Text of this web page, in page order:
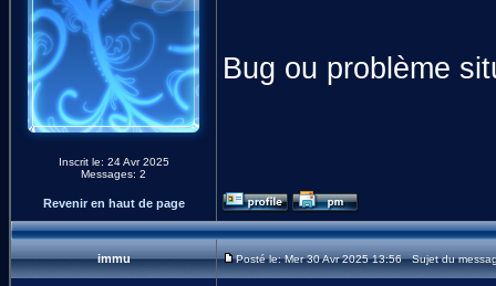
Inscrit le: 24 Avr 2025
Messages: 2
Bug ou problème
Revenir en haut de page
immu Posté le: Mer 30 Avr 2025 13:56 Sujet du